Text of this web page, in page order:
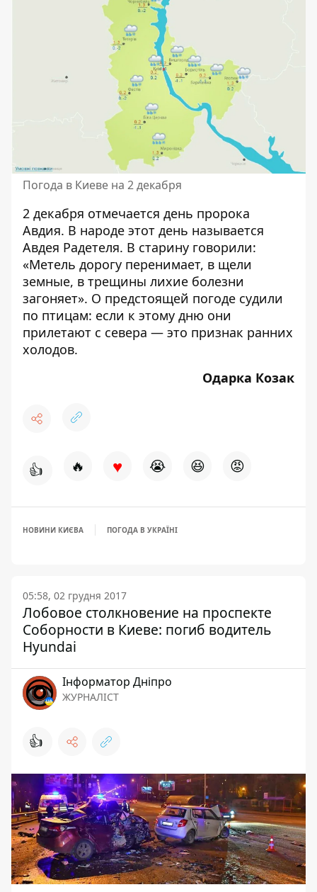
Погода в Киеве на 2 декабря
2 декабря отмечается день пророка
Авдия. В народе этот день называется
Авдея Радетеля. В старину говорили:
«Метель дорогу перенимает, в щели
земные, в трещины лихие болезни
загоняет». О предстоящей погоде судили
по птицам: если к этому дню они
прилетают с севера — это признак ранних
холодов.
Одарка Козак
👍 🔥 ♥ 😭 😆 😡
НОВИНИ КИЄВА ПОГОДА В УКРАЇНІ
05:58, 02 грудня 2017
Лобовое столкновение на проспекте
Соборности в Киеве: погиб водитель
Hyundai
Інформатор Дніпро
ЖУРНАЛІСТ
👍